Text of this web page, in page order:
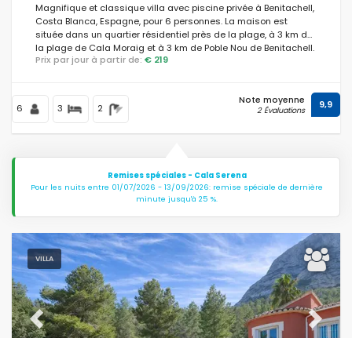
Magnifique et classique villa avec piscine privée à Benitachell,
Costa Blanca, Espagne, pour 6 personnes. La maison est
située dans un quartier résidentiel près de la plage, à 3 km de
la plage de Cala Moraig et à 3 km de Poble Nou de Benitachell.
Prix par jour à partir de: € 219
6 3 2
Note moyenne
2 Évaluations 9,9
Remises spéciales - Cala Serena
Pour les nuits entre 01/07/2026 - 13/09/2026: remise spéciale de dernière
minute jusqu'à 25 %.
VILLA
Previous Next